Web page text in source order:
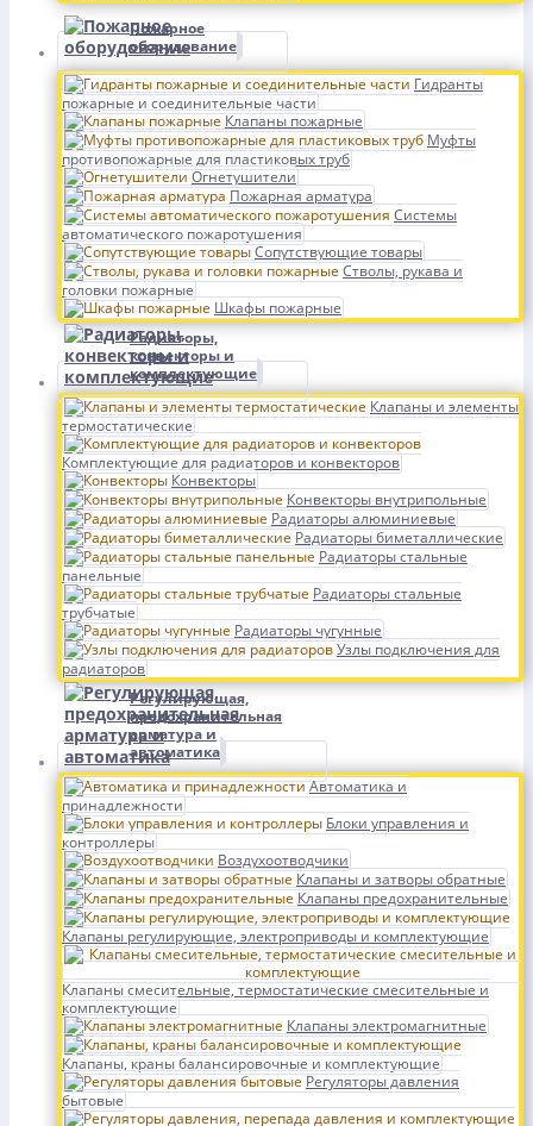
Пожарное
оборудование
Гидранты
пожарные и соединительные части
Клапаны пожарные
Муфты
противопожарные для пластиковых труб
Огнетушители
Пожарная арматура
Системы
автоматического пожаротушения
Сопутствующие товары
Стволы, рукава и
головки пожарные
Шкафы пожарные
Радиаторы,
конвекторы и
комплектующие
Клапаны и элементы
термостатические
Комплектующие для радиаторов и конвекторов
Конвекторы
Конвекторы внутрипольные
Радиаторы алюминиевые
Радиаторы биметаллические
Радиаторы стальные
панельные
Радиаторы стальные
трубчатые
Радиаторы чугунные
Узлы подключения для
радиаторов
Регулирующая,
предохранительная
арматура и
автоматика
Автоматика и
принадлежности
Блоки управления и
контроллеры
Воздухоотводчики
Клапаны и затворы обратные
Клапаны предохранительные
Клапаны регулирующие, электроприводы и комплектующие
Клапаны смесительные, термостатические смесительные и
комплектующие
Клапаны электромагнитные
Клапаны, краны балансировочные и комплектующие
Регуляторы давления
бытовые